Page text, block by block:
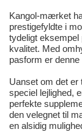
Kangol-mærket
prestigefyldte i
tydeligt
kvalitet. Med
pasform er
Uanset om det er
speciel lejlighed,
perfekte
den velegnet til
en alsidig